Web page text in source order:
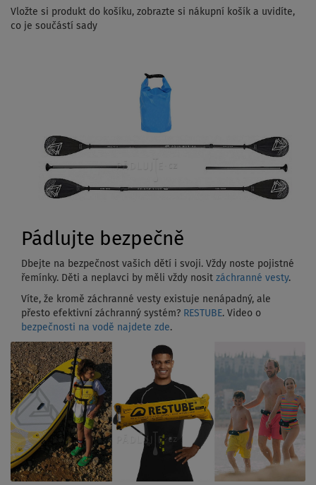
Vložte si produkt do košíku, zobrazte si nákupní košík a uvidíte,
co je součástí sady
Pádlujte bezpečně
Dbejte na bezpečnost vašich dětí i svoji. Vždy noste pojistné
řemínky. Děti a neplavci by měli vždy nosit záchranné vesty.
Víte, že kromě záchranné vesty existuje nenápadný, ale
přesto efektivní záchranný systém? RESTUBE. Video o
bezpečnosti na vodě najdete zde.